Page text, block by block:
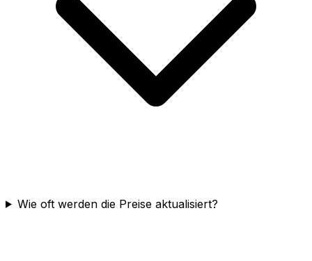
Wie oft werden die Preise aktualisiert?